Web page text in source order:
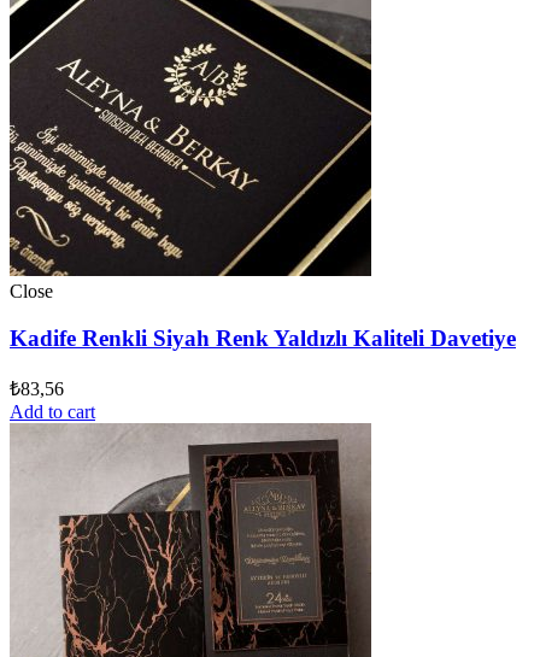
Close
Kadife Renkli Siyah Renk Yaldızlı Kaliteli Davetiye
₺83,56
Add to cart